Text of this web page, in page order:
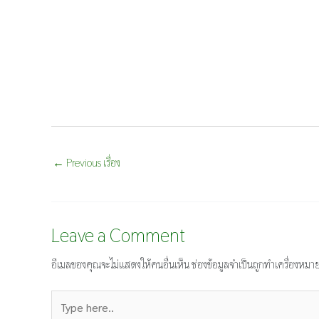
← Previous เรื่อง
Leave a Comment
อีเมลของคุณจะไม่แสดงให้คนอื่นเห็นช่องข้อมูลจำเป็นถูกทำเครื่องหม
here..